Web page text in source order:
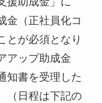
金（正社員化コ
とが必須となり
アップ助成金
知書を受理した
（日程は下記の